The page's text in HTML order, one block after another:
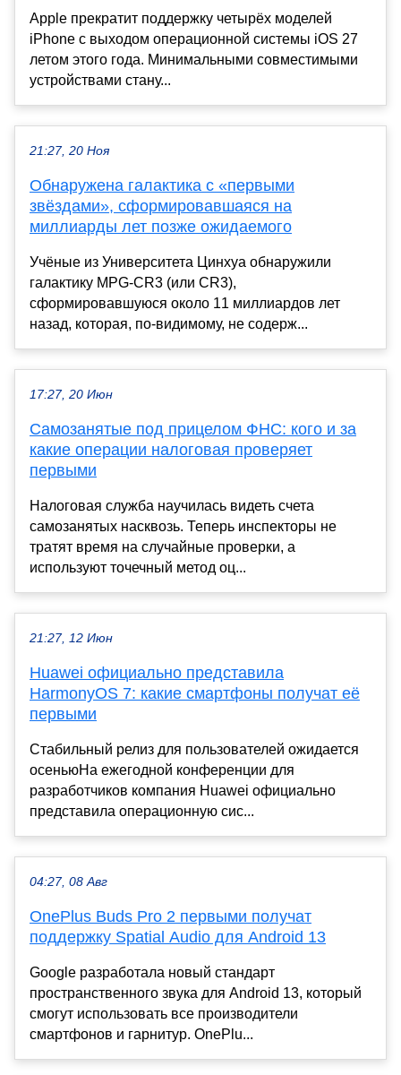
Apple прекратит поддержку четырёх моделей
iPhone с выходом операционной системы iOS 27
летом этого года. Минимальными совместимыми
устройствами стану...
21:27, 20 Ноя
Обнаружена галактика с «первыми
звёздами», сформировавшаяся на
миллиарды лет позже ожидаемого
Учёные из Университета Цинхуа обнаружили
галактику MPG-CR3 (или CR3),
сформировавшуюся около 11 миллиардов лет
назад, которая, по-видимому, не содерж...
17:27, 20 Июн
Самозанятые под прицелом ФНС: кого и за
какие операции налоговая проверяет
первыми
Налоговая служба научилась видеть счета
самозанятых насквозь. Теперь инспекторы не
тратят время на случайные проверки, а
используют точечный метод оц...
21:27, 12 Июн
Huawei официально представила
HarmonyOS 7: какие смартфоны получат её
первыми
Стабильный релиз для пользователей ожидается
осеньюНа ежегодной конференции для
разработчиков компания Huawei официально
представила операционную сис...
04:27, 08 Авг
OnePlus Buds Pro 2 первыми получат
поддержку Spatial Audio для Android 13
Google разработала новый стандарт
пространственного звука для Android 13, который
смогут использовать все производители
смартфонов и гарнитур. OnePlu...